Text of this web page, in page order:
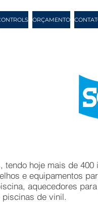
ORÇAMENTO
hoje mais de
e equipamentos
aquecedores
de vinil.